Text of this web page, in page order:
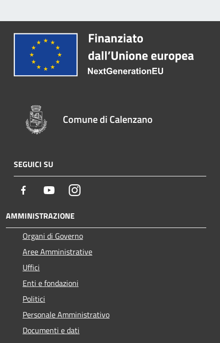
Comune di Calenzano
SEGUICI SU
Facebook YoutubeInstagram
AMMINISTRAZIONE
Organi di Governo
Aree Amministrative
Uffici
Enti e fondazioni
Politici
Personale Amministrativo
Documenti e dati